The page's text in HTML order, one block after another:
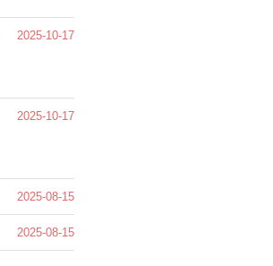
2025-10-17
2025-10-17
2025-08-15
2025-08-15